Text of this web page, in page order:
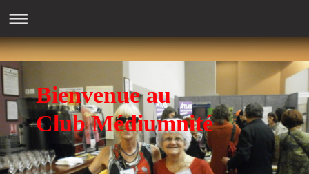
Bienvenue au
Club Médiumnité